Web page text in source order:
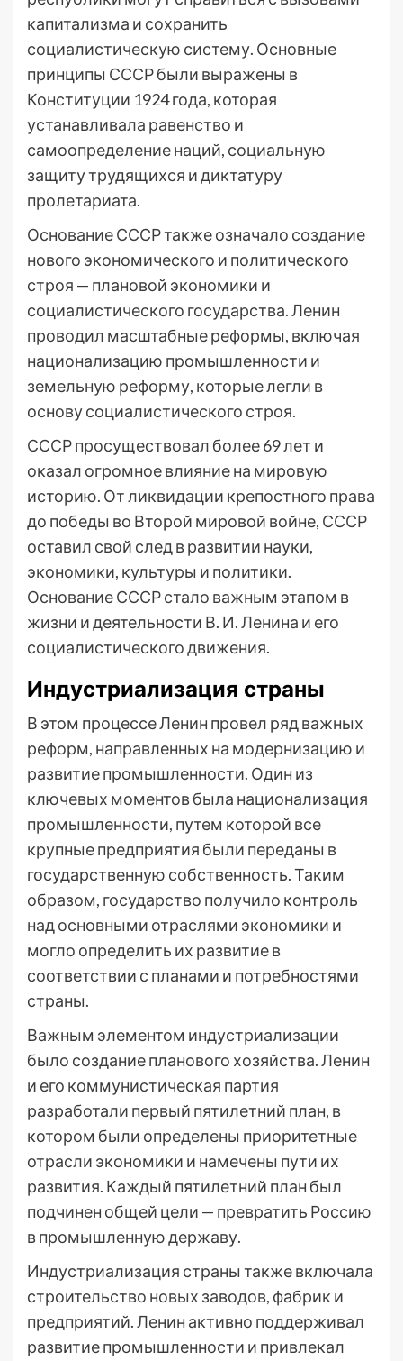
капитализма и сохранить
социалистическую систему. Основные
принципы СССР были выражены в
Конституции 1924 года, которая
устанавливала равенство и
самоопределение наций, социальную
защиту трудящихся и диктатуру
пролетариата.
Основание СССР также означало создание
нового экономического и политического
строя — плановой экономики и
социалистического государства. Ленин
проводил масштабные реформы, включая
национализацию промышленности и
земельную реформу, которые легли в
основу социалистического строя.
СССР просуществовал более 69 лет и
оказал огромное влияние на мировую
историю. От ликвидации крепостного права
до победы во Второй мировой войне, СССР
оставил свой след в развитии науки,
экономики, культуры и политики.
Основание СССР стало важным этапом в
жизни и деятельности В. И. Ленина и его
социалистического движения.
Индустриализация страны
В этом процессе Ленин провел ряд важных
реформ, направленных на модернизацию и
развитие промышленности. Один из
ключевых моментов была национализация
промышленности, путем которой все
крупные предприятия были переданы в
государственную собственность. Таким
образом, государство получило контроль
над основными отраслями экономики и
могло определить их развитие в
соответствии с планами и потребностями
страны.
Важным элементом индустриализации
было создание планового хозяйства. Ленин
и его коммунистическая партия
разработали первый пятилетний план, в
котором были определены приоритетные
отрасли экономики и намечены пути их
развития. Каждый пятилетний план был
подчинен общей цели — превратить Россию
в промышленную державу.
Индустриализация страны также включала
строительство новых заводов, фабрик и
предприятий. Ленин активно поддерживал
развитие промышленности и привлекал